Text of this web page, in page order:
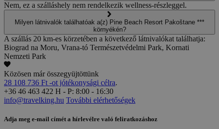
Nem, ez a szálláshely nem rendelkezik wellness-részleggel.
Milyen látnivalók találhatóak a(z) Pine Beach Resort Pakoštane ***
környékén?
A szállás 20 km-es körzetében a következő látnivalókat találhatja:
Biograd na Moru, Vrana-tó Természetvédelmi Park, Kornati
Nemzeti Park
Közösen már összegyüjtöttünk
28 108 736 Ft -ot jótékonysági célra.
+36 46 463 422 H - P: 8:00 - 16:30
info@travelking.hu További elérhetőségek
Adja meg e-mail címét a hírlevélre való feliratkozáshoz